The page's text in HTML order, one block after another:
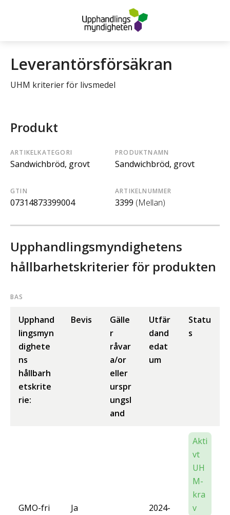
Leverantörsförsäkran
UHM kriterier för livsmedel
Produkt
ARTIKELKATEGORI
Sandwichbröd, grovt
PRODUKTNAMN
Sandwichbröd, grovt
GTIN
07314873399004
ARTIKELNUMMER
3399 (Mellan)
Upphandlingsmyndighetens
hållbarhetskriterier för produkten
BAS
Upphand
lingsmyn
dighete
ns
hållbarh
etskrite
rie:
Bevis
Gälle
r
råvar
a/or
eller
urspr
ungsl
and
Utfär
dand
edat
um
Statu
s
GMO-fri
Ja
2024-
Akti
vt
UH
M-
kra
v